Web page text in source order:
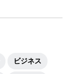
ビジネス